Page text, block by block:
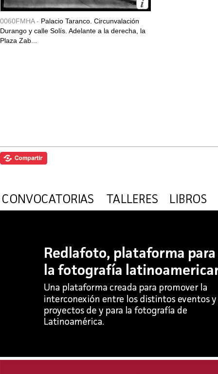
0060FMHA - Palacio Taranco. Circunvalación
Durango y calle Solís. Adelante a la derecha, la
Plaza Zab...